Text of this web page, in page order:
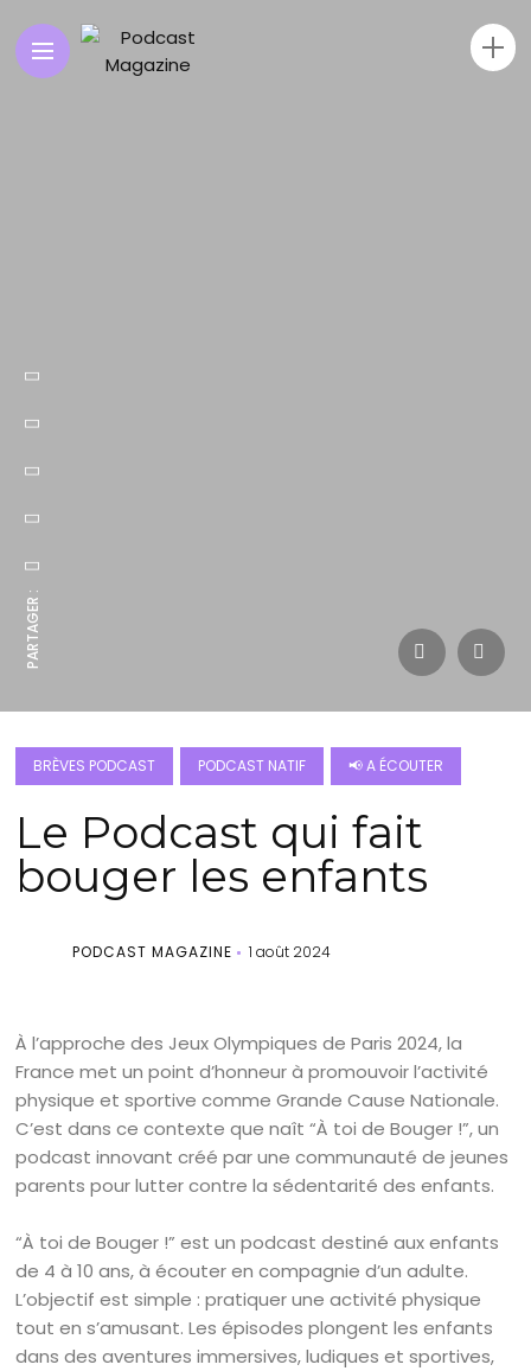
PARTAGER :
BRÈVES PODCAST PODCAST NATIF 📢 A ÉCOUTER
Le Podcast qui fait
bouger les enfants
PODCAST MAGAZINE 1 août 2024
À l’approche des Jeux Olympiques de Paris 2024, la
France met un point d’honneur à promouvoir l’activité
physique et sportive comme Grande Cause Nationale.
C’est dans ce contexte que naît “À toi de Bouger !”, un
podcast innovant créé par une communauté de jeunes
parents pour lutter contre la sédentarité des enfants.
“À toi de Bouger !” est un podcast destiné aux enfants
de 4 à 10 ans, à écouter en compagnie d’un adulte.
L’objectif est simple : pratiquer une activité physique
tout en s’amusant. Les épisodes plongent les enfants
dans des aventures immersives, ludiques et sportives,